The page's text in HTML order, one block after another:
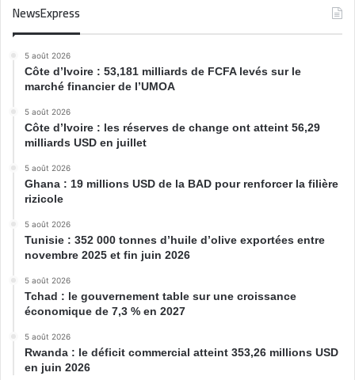
NewsExpress
5 août 2026
Côte d’Ivoire : 53,181 milliards de FCFA levés sur le
marché financier de l’UMOA
5 août 2026
Côte d’Ivoire : les réserves de change ont atteint 56,29
milliards USD en juillet
5 août 2026
Ghana : 19 millions USD de la BAD pour renforcer la filière
rizicole
5 août 2026
Tunisie : 352 000 tonnes d’huile d’olive exportées entre
novembre 2025 et fin juin 2026
5 août 2026
Tchad : le gouvernement table sur une croissance
économique de 7,3 % en 2027
5 août 2026
Rwanda : le déficit commercial atteint 353,26 millions USD
en juin 2026